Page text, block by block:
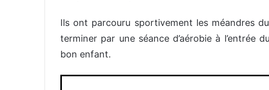
Ils ont parcouru sportivement les méandres
terminer par une séance d’aérobie à l’entrée
bon enfant.